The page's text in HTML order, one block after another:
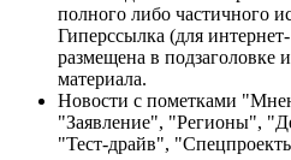
полного либо частичного
Гиперссылка (для
размещена в подзаголовке
материала.
Новости с пометками
"Заявление", "Регионы",
"Тест-драйв",